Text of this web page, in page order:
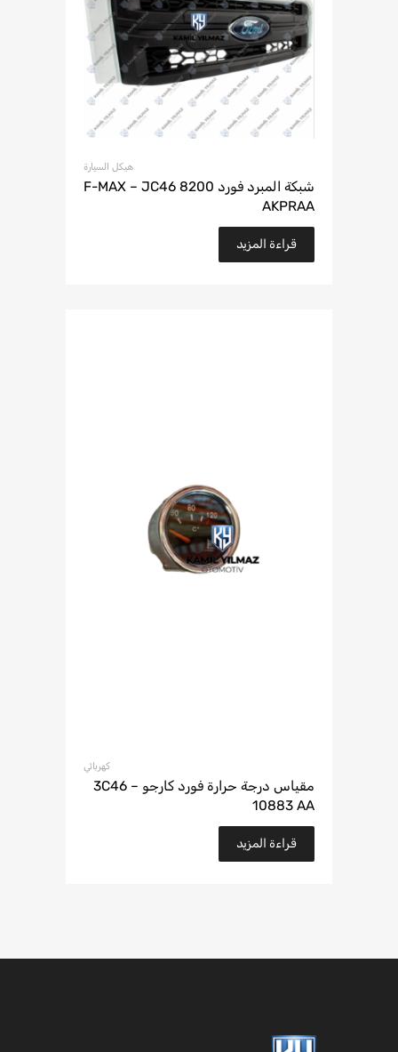
هيكل السيارة
شبكة المبرد فورد F-MAX – JC46 8200
AKPRAA
قراءة المزيد
كهربائي
مقياس درجة حرارة فورد كارجو – 3C46
10883 AA
قراءة المزيد